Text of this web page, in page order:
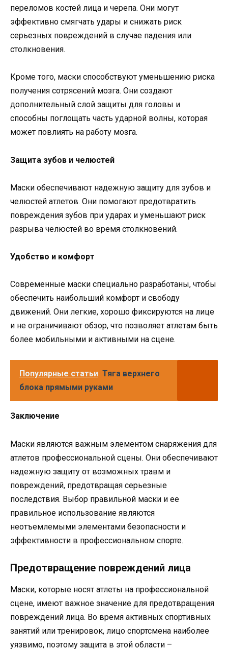
переломов костей лица и черепа. Они могут
эффективно смягчать удары и снижать риск
серьезных повреждений в случае падения или
столкновения.
Кроме того, маски способствуют уменьшению риска
получения сотрясений мозга. Они создают
дополнительный слой защиты для головы и
способны поглощать часть ударной волны, которая
может повлиять на работу мозга.
Защита зубов и челюстей
Маски обеспечивают надежную защиту для зубов и
челюстей атлетов. Они помогают предотвратить
повреждения зубов при ударах и уменьшают риск
разрыва челюстей во время столкновений.
Удобство и комфорт
Современные маски специально разработаны, чтобы
обеспечить наибольший комфорт и свободу
движений. Они легкие, хорошо фиксируются на лице
и не ограничивают обзор, что позволяет атлетам быть
более мобильными и активными на сцене.
Популярные статьи Тяга верхнего
блока прямыми руками
Заключение
Маски являются важным элементом снаряжения для
атлетов профессиональной сцены. Они обеспечивают
надежную защиту от возможных травм и
повреждений, предотвращая серьезные
последствия. Выбор правильной маски и ее
правильное использование являются
неотъемлемыми элементами безопасности и
эффективности в профессиональном спорте.
Предотвращение повреждений лица
Маски, которые носят атлеты на профессиональной
сцене, имеют важное значение для предотвращения
повреждений лица. Во время активных спортивных
занятий или тренировок, лицо спортсмена наиболее
уязвимо, поэтому защита в этой области –